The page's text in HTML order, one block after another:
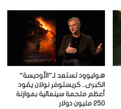
هوليوود تستعد لـ”الأوديسة”
الكبرى.. كريستوفر نولان يقود
أعظم ملحمة سينمائية بموازنة
250 مليون دولار